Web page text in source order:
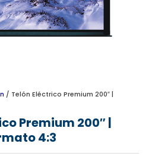
/ Telón Eléctrico Premium 200″ |
Premium 200″ |
4:3